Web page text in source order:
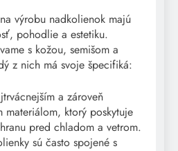
výrobu nadkolienok majú
pohodlie a estetiku.
s kožou, semišom a
z nich má svoje špecifiká:
a zároveň
materiálom, ktorý poskytuje
pred chladom a vetrom.
sú často spojené s